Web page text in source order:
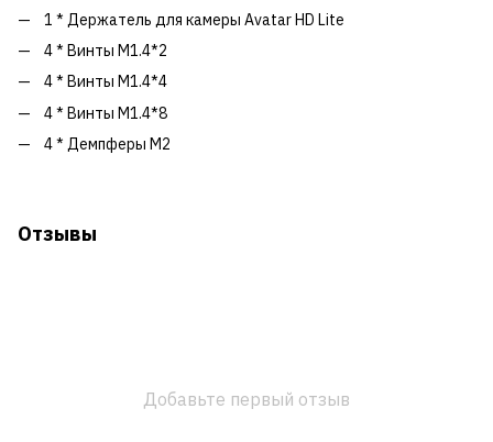
1 * Держатель для камеры Avatar HD Lite
4 * Винты M1.4*2
4 * Винты M1.4*4
4 * Винты M1.4*8
4 * Демпферы M2
Отзывы
Добавьте первый отзыв